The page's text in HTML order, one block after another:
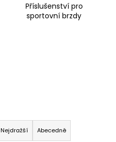
Příslušenství pro
sportovní brzdy
Nejdražší Abecedně